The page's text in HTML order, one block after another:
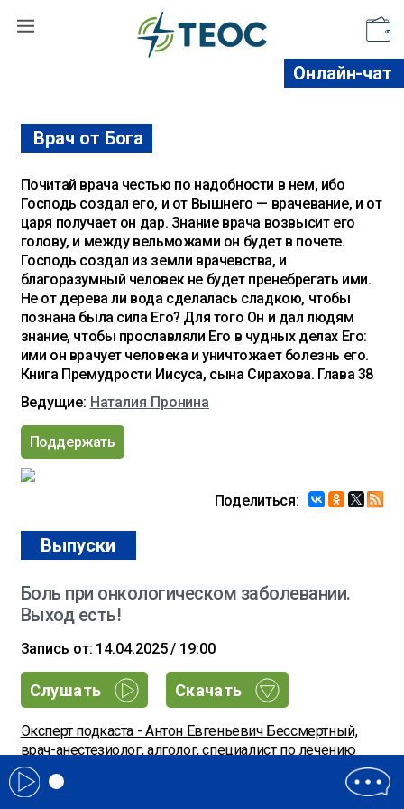
Онлайн-чат
Врач от Бога
Почитай врача честью по надобности в нем, ибо
Господь создал его, и от Вышнего — врачевание, и от
царя получает он дар. Знание врача возвысит его
голову, и между вельможами он будет в почете.
Господь создал из земли врачевства, и
благоразумный человек не будет пренебрегать ими.
Не от дерева ли вода сделалась сладкою, чтобы
познана была сила Его? Для того Он и дал людям
знание, чтобы прославляли Его в чудных делах Его:
ими он врачует человека и уничтожает болезнь его.
Книга Премудрости Иисуса, сына Сирахова. Глава 38
Ведущие: Наталия Пронина
Поддержать
Поделиться:
Выпуски
Боль при онкологическом заболевании.
Выход есть!
Запись от: 14.04.2025 / 19:00
Слушать Скачать
Эксперт подкаста - Антон Евгеньевич Бессмертный,
врач-анестезиолог, алголог, специалист по лечению
боли, к.м.н.
Передача: Врач от Бога